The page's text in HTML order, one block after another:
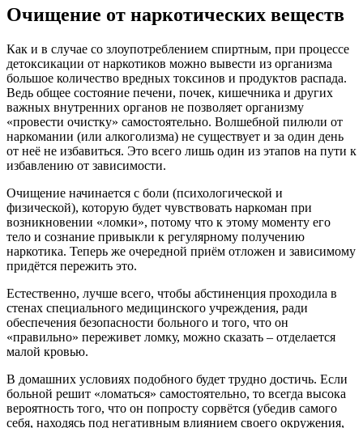
Очищение от наркотических веществ
Как и в случае со злоупотреблением спиртным, при процессе
детоксикации от наркотиков можно вывести из организма
большое количество вредных токсинов и продуктов распада.
Ведь общее состояние печени, почек, кишечника и других
важных внутренних органов не позволяет организму
«провести очистку» самостоятельно. Волшебной пилюли от
наркомании (или алкоголизма) не существует и за один день
от неё не избавиться. Это всего лишь один из этапов на пути к
избавлению от зависимости.
Очищение начинается с боли (психологической и
физической), которую будет чувствовать наркоман при
возникновении «ломки», потому что к этому моменту его
тело и сознание привыкли к регулярному получению
наркотика. Теперь же очередной приём отложен и зависимому
придётся пережить это.
Естественно, лучше всего, чтобы абстиненция проходила в
стенах специального медицинского учреждения, ради
обеспечения безопасности больного и того, что он
«правильно» переживет ломку, можно сказать – отделается
малой кровью.
В домашних условиях подобного будет трудно достичь. Если
больной решит «ломаться» самостоятельно, то всегда высока
вероятность того, что он попросту сорвётся (убедив самого
себя, находясь под негативным влиянием своего окружения,